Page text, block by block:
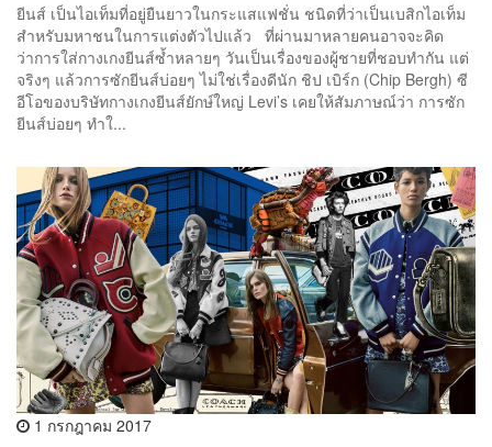
ยีนส์ เป็นไอเท็มที่อยู่ยืนยาวในกระแสแฟชั่น ชนิดที่ว่าเป็นเบสิกไอเท็ม
สำหรับมหาชนในการแต่งตัวไปแล้ว ที่ผ่านมาหลายคนอาจจะคิด
ว่าการใส่กางเกงยีนส์ซ้ำหลายๆ วันเป็นเรื่องของผู้ชายที่ชอบทำกัน แต่
จริงๆ แล้วการซักยีนส์บ่อยๆ ไม่ใช่เรื่องดีนัก ชิป เบิร์ก (Chip Bergh) ซี
อีโอของบริษัทกางเกงยีนส์ยักษ์ใหญ่ Levi’s เคยให้สัมภาษณ์ว่า การซัก
ยีนส์บ่อยๆ ทำใ...
1 กรกฎาคม 2017